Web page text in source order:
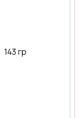
143 гр